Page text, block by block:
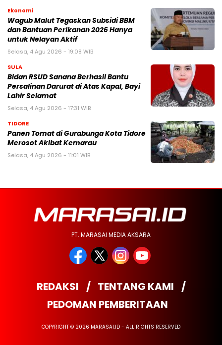
Ekonomi
Wagub Malut Tegaskan Subsidi BBM
dan Bantuan Perikanan 2026 Hanya
untuk Nelayan Aktif
Selasa, 4 Agu 2026 - 19:08 WIB
SULA
Bidan RSUD Sanana Berhasil Bantu
Persalinan Darurat di Atas Kapal, Bayi
Lahir Selamat
Selasa, 4 Agu 2026 - 17:31 WIB
TIDORE
Panen Tomat di Gurabunga Kota Tidore
Merosot Akibat Kemarau
Selasa, 4 Agu 2026 - 11:01 WIB
PT. MARASAI MEDIA AKSARA
REDAKSI
TENTANG KAMI
PEDOMAN PEMBERITAAN
COPYRIGHT © 2026 MARASAI.ID - ALL RIGHTS RESERVED